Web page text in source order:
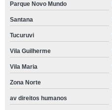
Parque Novo Mundo
Santana
Tucuruvi
Vila Guilherme
Vila Maria
Zona Norte
av direitos humanos